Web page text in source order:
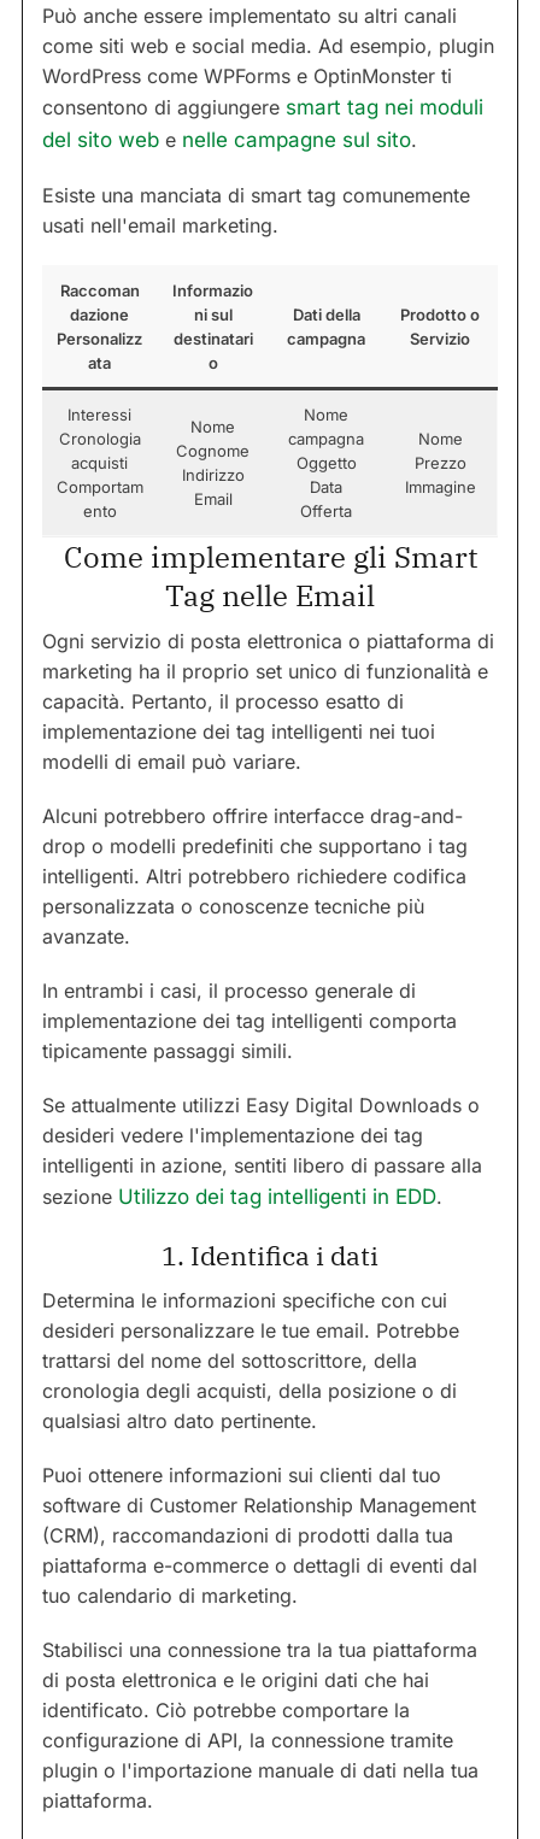
Può anche essere implementato su altri canali
come siti web e social media. Ad esempio, plugin
WordPress come WPForms e OptinMonster ti
consentono di aggiungere smart tag nei moduli
del sito web e nelle campagne sul sito.
Esiste una manciata di smart tag comunemente
usati nell'email marketing.
Raccoman
dazione
Personalizz
ata
Informazio
ni sul
destinatari
o
Dati della
campagna
Prodotto o
Servizio
Interessi
Cronologia
acquisti
Comportam
ento
Nome
Cognome
Indirizzo
Email
Nome
campagna
Oggetto
Data
Offerta
Nome
Prezzo
Immagine
Come implementare gli Smart
Tag nelle Email
Ogni servizio di posta elettronica o piattaforma di
marketing ha il proprio set unico di funzionalità e
capacità. Pertanto, il processo esatto di
implementazione dei tag intelligenti nei tuoi
modelli di email può variare.
Alcuni potrebbero offrire interfacce drag-and-
drop o modelli predefiniti che supportano i tag
intelligenti. Altri potrebbero richiedere codifica
personalizzata o conoscenze tecniche più
avanzate.
In entrambi i casi, il processo generale di
implementazione dei tag intelligenti comporta
tipicamente passaggi simili.
Se attualmente utilizzi Easy Digital Downloads o
desideri vedere l'implementazione dei tag
intelligenti in azione, sentiti libero di passare alla
sezione Utilizzo dei tag intelligenti in EDD.
1. Identifica i dati
Determina le informazioni specifiche con cui
desideri personalizzare le tue email. Potrebbe
trattarsi del nome del sottoscrittore, della
cronologia degli acquisti, della posizione o di
qualsiasi altro dato pertinente.
Puoi ottenere informazioni sui clienti dal tuo
software di Customer Relationship Management
(CRM), raccomandazioni di prodotti dalla tua
piattaforma e-commerce o dettagli di eventi dal
tuo calendario di marketing.
Stabilisci una connessione tra la tua piattaforma
di posta elettronica e le origini dati che hai
identificato. Ciò potrebbe comportare la
configurazione di API, la connessione tramite
plugin o l'importazione manuale di dati nella tua
piattaforma.